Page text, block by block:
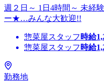
週２日～ 1日4時間～ 未経
ー★…みんな大歓迎!!
惣菜屋スタッフ 時給
惣菜屋スタッフ 時給
勤務地